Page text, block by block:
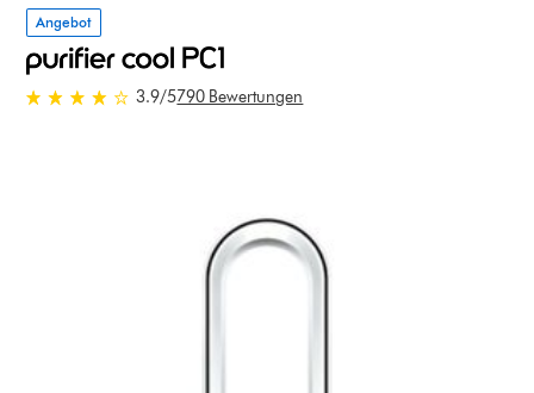
Angebot
Bewertungen
3.9/5790 Bewertungen